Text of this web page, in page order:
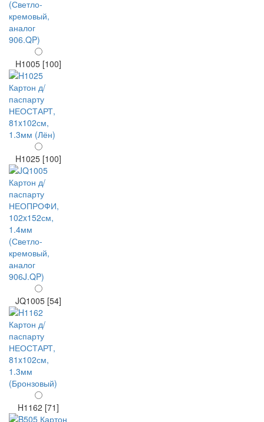
H1005 [100]
H1025 [100]
JQ1005 [54]
H1162 [71]